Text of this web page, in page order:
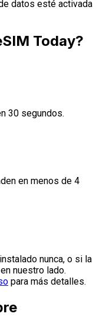
datos esté activada
Today?
30 segundos.
en menos de 4
nunca, o si la
nuestro lado.
para más detalles.